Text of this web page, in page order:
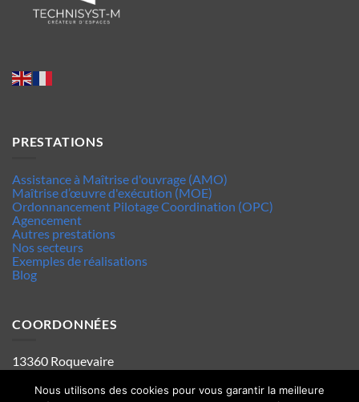
PRESTATIONS
Assistance à Maîtrise d'ouvrage (AMO)
Maîtrise d’œuvre d'exécution (MOE)
Ordonnancement Pilotage Coordination (OPC)
Agencement
Autres prestations
Nos secteurs
Exemples de réalisations
Blog
COORDONNÉES
13360 Roquevaire
Tel : 06.63.70.62.44
Mentions legales
Nous utilisons des cookies pour vous garantir la meilleure